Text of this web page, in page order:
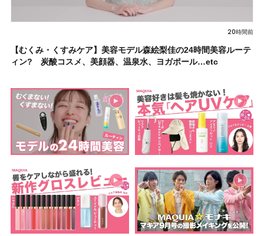
20時間前
【むくみ・くすみケア】美容モデル森絵梨佳の24時間美容ルーテ
ィン? 炭酸コスメ、美顔器、温泉水、ヨガポール…etc